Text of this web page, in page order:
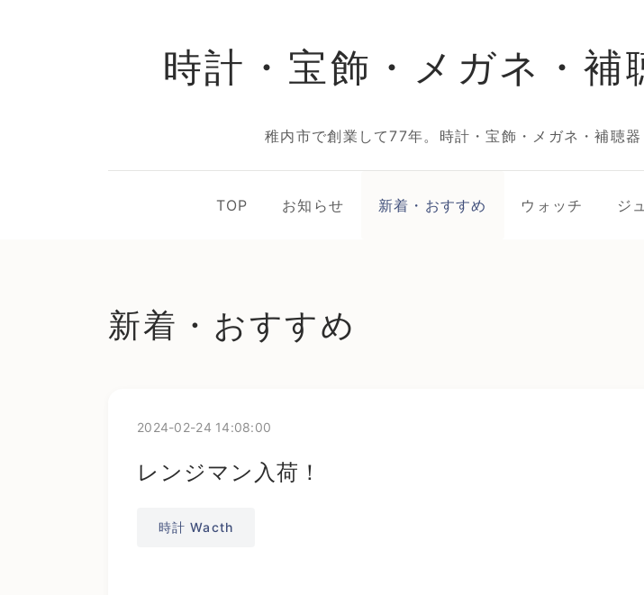
時計・宝飾・メガネ・
稚内市で創業して77年。時計・宝飾・メガネ・補聴
TOP お知らせ 新着・おすすめ ウォッチ ジ
新着・おすすめ
2024-02-24 14:08:00
レンジマン入荷！
時計 Wacth